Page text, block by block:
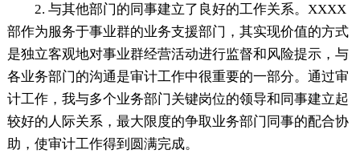
2. 与其他部门的同事建立了良好的工作关系。XXXX
部作为服务于事业群的业务支援部门，其实现价值的方式
是独立客观地对事业群经营活动进行监督和风险提示，与
各业务部门的沟通是审计工作中很重要的一部分。通过审
计工作，我与多个业务部门关键岗位的领导和同事建立起
较好的人际关系，最大限度的争取业务部门同事的配合协
助，使审计工作得到圆满完成。